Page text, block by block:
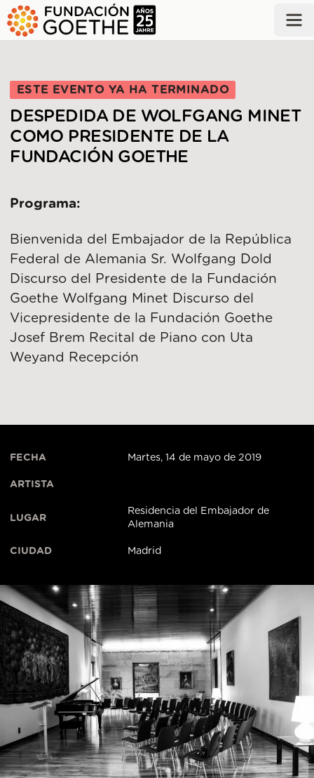
SALTAR AL CONTENIDO PRINCIPAL
ESTE EVENTO YA HA TERMINADO
DESPEDIDA DE WOLFGANG MINET
COMO PRESIDENTE DE LA
FUNDACIÓN GOETHE
Programa:
Bienvenida del Embajador de la República
Federal de Alemania Sr. Wolfgang Dold
Discurso del Presidente de la Fundación
Goethe Wolfgang Minet Discurso del
Vicepresidente de la Fundación Goethe
Josef Brem Recital de Piano con Uta
Weyand Recepción
FECHA Martes, 14 de mayo de 2019
ARTISTA
LUGAR
Residencia del Embajador de
Alemania
CIUDAD Madrid